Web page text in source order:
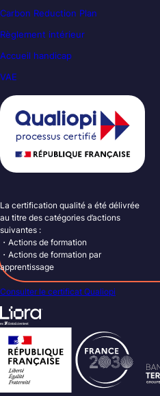
Carbon Reduction Plan
Règlement intérieur
Accueil handicap
VAE
La certification qualité a été délivrée
au titre des catégories d’actions
suivantes :
・Actions de formation
・Actions de formation par
apprentissage
Consulter le certificat Qualiopi